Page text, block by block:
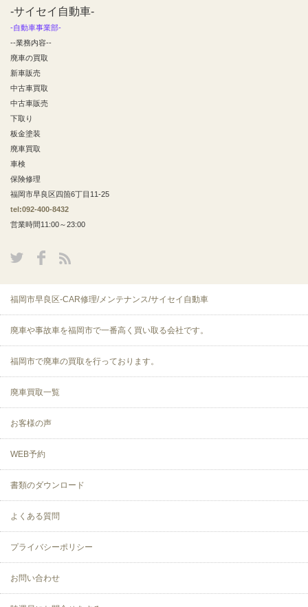
-サイセイ自動車-
-自動車事業部-
--業務内容--
廃車の買取
新車販売
中古車買取
中古車販売
下取り
板金塗装
廃車買取
車検
保険修理
福岡市早良区四箇6丁目11-25
tel:092-400-8432
営業時間11:00～23:00
福岡市早良区-CAR修理/メンテナンス/サイセイ自動車
廃車や事故車を福岡市で一番高く買い取る会社です。
福岡市で廃車の買取を行っております。
廃車買取一覧
お客様の声
WEB予約
書類のダウンロード
よくある質問
プライバシーポリシー
お問い合わせ